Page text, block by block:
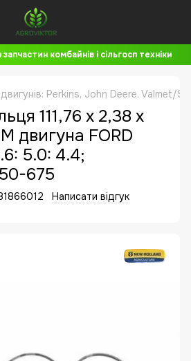
комбайнів і сільгосп техніки
Perkins, John Deere, Valmet/
111,76 x 2,38 x
двигуна FORD
5.0: 4.4;
675
Написати відгук